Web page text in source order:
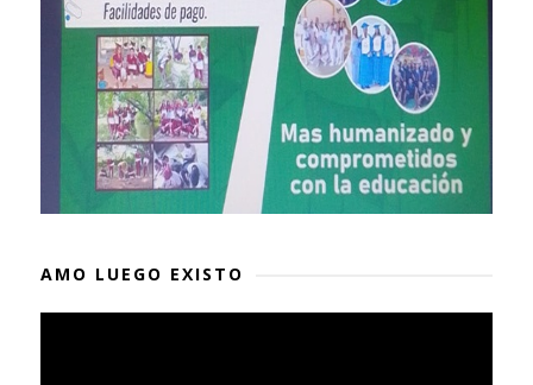
AMO LUEGO EXISTO